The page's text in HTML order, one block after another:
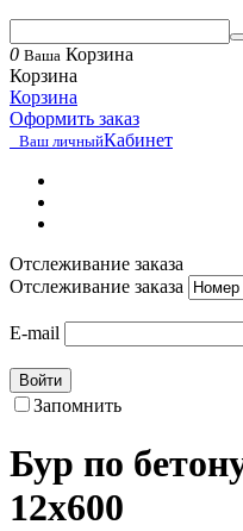
0 Ваша Корзина
Корзина
Корзина
Оформить заказ
Ваш личныйКабинет
Отслеживание заказа
Отслеживание заказа
E-mail
Войти
Запомнить
Бур по
12х600